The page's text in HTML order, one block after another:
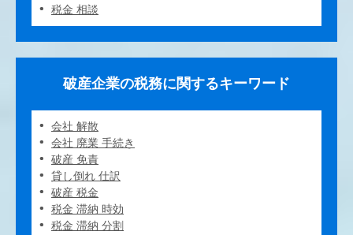
税金 相談
破産企業の税務に関するキーワード
会社 解散
会社 廃業 手続き
破産 免責
貸し倒れ 仕訳
破産 税金
税金 滞納 時効
税金 滞納 分割